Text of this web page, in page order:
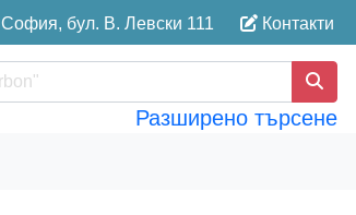
София, бул. В. Левски 111 Контакти
Разширено търсене